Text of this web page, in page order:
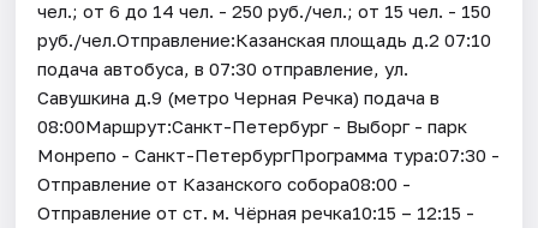
чел.; от 6 до 14 чел. - 250 руб./чел.; от 15 чел. - 150
руб./чел.Отправление:Казанская площадь д.2 07:10
подача автобуса, в 07:30 отправление, ул.
Савушкина д.9 (метро Черная Речка) подача в
08:00Маршрут:Санкт-Петербург - Выборг - парк
Монрепо - Санкт-ПетербургПрограмма тура:07:30 -
Отправление от Казанского собора08:00 -
Отправление от ст. м. Чёрная речка10:15 – 12:15 -